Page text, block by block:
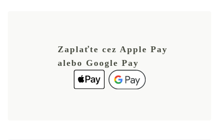
Zaplaťte cez Apple Pay
alebo Google Pay